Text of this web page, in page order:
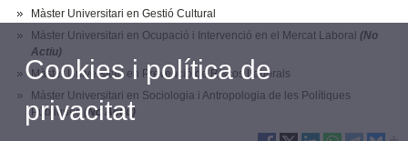
Màster Universitari en Gestió Cultural
Màster Universitari en Ocupació i Intervenció en el Mercat Laboral (No
Actiu)
Màster Universitari en Prevenció de Riscos Laborals
Màster Universitari en Sociologia i Antropologia de les Polítiques
Públiques(No Actiu)
Cookies i política de
privacitat